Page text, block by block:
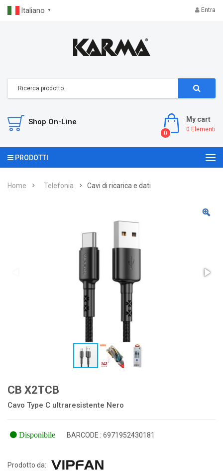
Italiano ▼ Entra
My cart
0 Elementi
0
Shop On-Line
PRODOTTI
Home Telefonia Cavi di ricarica e dati
CB X2TCB
Cavo Type C ultraresistente Nero
Disponibile BARCODE : 6971952430181
Prodotto da: